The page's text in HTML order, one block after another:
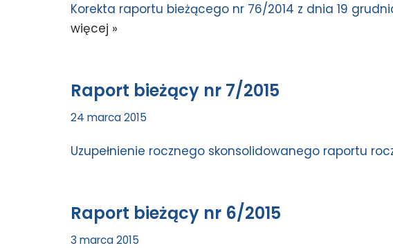
Korekta raportu bieżącego nr 76/2014 z dnia 19
więcej »
Raport bieżący nr 7/2015
24 marca 2015
Uzupełnienie rocznego skonsolidowanego raportu
Raport bieżący nr 6/2015
3 marca 2015